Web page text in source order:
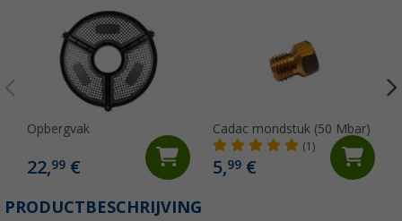
Opbergvak
22,99 €
Cadac mondstuk (50 Mbar)
(1)
5,99€
PRODUCTBESCHRIJVING